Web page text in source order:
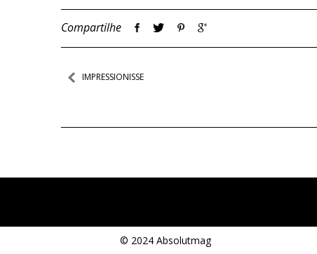
Compartilhe
Navegação
Post
IMPRESSIONISSE
© 2024 Absolutmag